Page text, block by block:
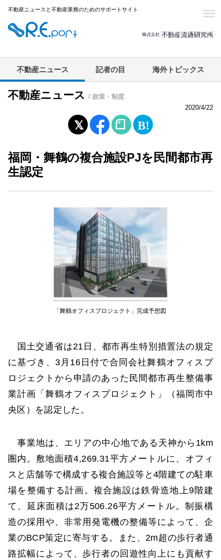
不動産ニュースと不動産業務のためのサポートサイト
不動産ニュース 記者の目 海外トピックス
不動産ニュース / 政策・制度
2020/4/22
福岡・舞鶴の複合施設PJを民間都市再
生認定
「舞鶴オフィスプロジェクト」完成予想図
国土交通省は21日、都市再生特別措置法の規定
に基づき、3月16日付で合同会社舞鶴オフィスプ
ロジェクトから申請のあった民間都市再生整備事
業計画「舞鶴オフィスプロジェクト」（福岡市中
央区）を認定した。
事業地は、エリアの中心地である天神から1km
圏内。敷地面積4,269.31平方メートルに、オフィ
スと店舗等で構成する複合施設等と4階建ての駐車
場を整備する計画。複合施設は鉄骨造地上9階建
て、延床面積は2万506.26平方メートル。制振構
造の採用や、非常用発電機の整備等によって、企
業のBCP策定に寄与する。また、2m超の歩行者通
路拡幅によって、歩行者の回遊性向上にも貢献す